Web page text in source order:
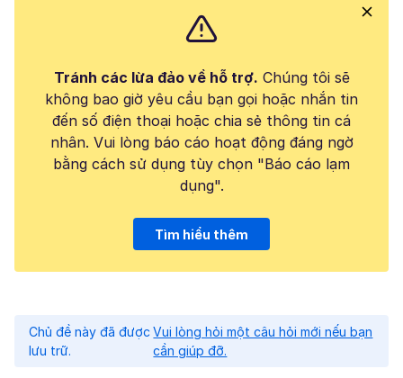
Tránh các lừa đảo về hỗ trợ. Chúng tôi sẽ
không bao giờ yêu cầu bạn gọi hoặc nhắn tin
đến số điện thoại hoặc chia sẻ thông tin cá
nhân. Vui lòng báo cáo hoạt động đáng ngờ
bằng cách sử dụng tùy chọn "Báo cáo lạm
dụng".
Tìm hiểu thêm
Chủ đề này đã được
lưu trữ.
Vui lòng hỏi một câu hỏi mới nếu bạn
cần giúp đỡ.